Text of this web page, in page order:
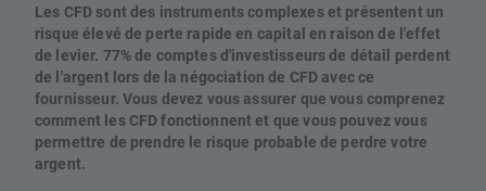
Les CFD sont des instruments complexes et présentent un
risque élevé de perte rapide en capital en raison de l'effet
de levier. 77% de comptes d'investisseurs de détail perdent
de l'argent lors de la négociation de CFD avec ce
fournisseur. Vous devez vous assurer que vous comprenez
comment les CFD fonctionnent et que vous pouvez vous
permettre de prendre le risque probable de perdre votre
argent.